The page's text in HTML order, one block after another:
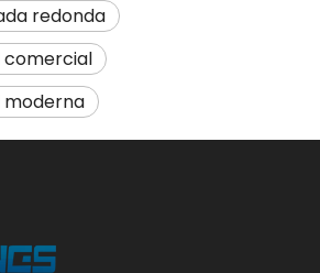
redonda
comercial
moderna